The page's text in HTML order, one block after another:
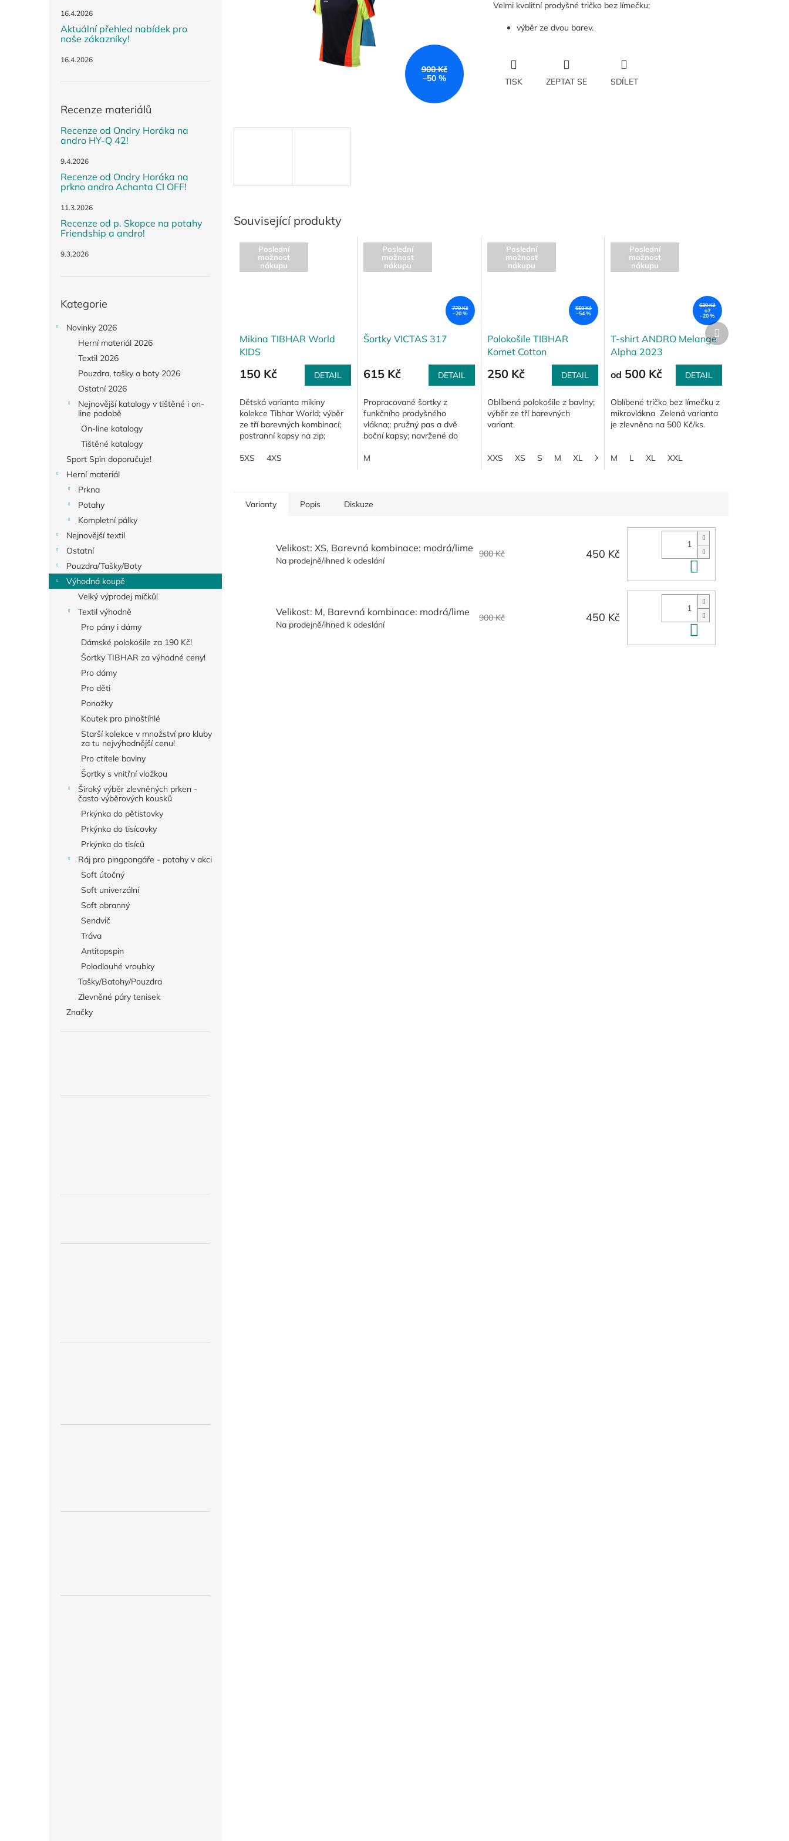
16.4.2026
Aktuální přehled nabídek pro
naše zákazníky!
16.4.2026
Recenze materiálů
Recenze od Ondry Horáka na
andro HY-Q 42!
9.4.2026
Recenze od Ondry Horáka na
prkno andro Achanta CI OFF!
11.3.2026
Recenze od p. Skopce na potahy
Friendship a andro!
9.3.2026
kategorie
Kategorie
Novinky 2026
Herní materiál 2026
Textil 2026
Pouzdra, tašky a boty 2026
Ostatní 2026
Nejnovější katalogy v tištěné i on-
line podobě
On-line katalogy
Tištěné katalogy
Sport Spin doporučuje!
Herní materiál
Prkna
Potahy
Kompletní pálky
Nejnovější textil
Ostatní
Pouzdra/Tašky/Boty
Výhodná koupě
Velký výprodej míčků!
Textil výhodně
Pro pány i dámy
Dámské polokošile za 190 Kč!
Šortky TIBHAR za výhodné ceny!
Pro dámy
Pro děti
Ponožky
Koutek pro plnoštíhlé
Starší kolekce v množství pro kluby
za tu nejvýhodnější cenu!
Pro ctitele bavlny
Šortky s vnitřní vložkou
Široký výběr zlevněných prken -
často výběrových kousků
Prkýnka do pětistovky
Prkýnka do tisícovky
Prkýnka do tisíců
Ráj pro pingpongáře - potahy v akci
Soft útočný
Soft univerzální
Soft obranný
Sendvič
Tráva
Antitopspin
Polodlouhé vroubky
Tašky/Batohy/Pouzdra
Zlevněné páry tenisek
Značky
900 Kč
–50 %
Velmi kvalitní prodyšné tričko bez límečku;
výběr ze dvou barev.
TISK ZEPTAT SE SDÍLET
Související produkty
Poslední
možnost
nákupu
Mikina TIBHAR World
KIDS
150 Kč DETAIL
Dětská varianta mikiny
kolekce Tibhar World; výběr
ze tří barevných kombinací;
postranní kapsy na zip;
na zápěstí; funkční materiál;
5XS 4XS
Poslední
možnost
nákupu
770 Kč
–20 %
Šortky VICTAS 317
615 Kč DETAIL
Propracované šortky z
funkčního prodyšného
vlákna;; pružný pas a dvě
boční kapsy; navržené do
225.
M
Poslední
možnost
nákupu
550 Kč
–54 %
Polokošile TIBHAR
Komet Cotton
250 Kč DETAIL
Oblíbená polokošile z bavlny;
výběr ze tří barevných
variant.
XXS XS S M XL XXL 3XL
Poslední
možnost
nákupu
630 Kč
až
–20 %
T-shirt ANDRO Melange
Alpha 2023
od 500 Kč DETAIL
Oblíbené tričko bez límečku z
mikrovlákna Zelená varianta
je zlevněna na 500 Kč/ks.
M L XL XXL
Další
produkt
Varianty Popis Diskuze
Velikost: XS, Barevná kombinace: modrá/lime
Na prodejně/ihned k odeslání
900 Kč 450 Kč
Velikost: M, Barevná kombinace: modrá/lime
Na prodejně/ihned k odeslání
900 Kč 450 Kč